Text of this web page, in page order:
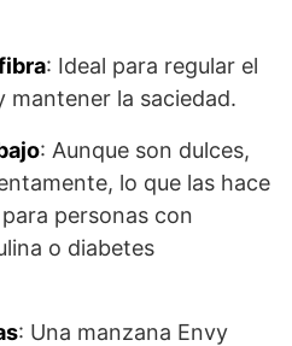
: Ideal para regular el
la saciedad.
: Aunque son dulces,
lo que las hace
personas con
o diabetes
: Una manzana Envy